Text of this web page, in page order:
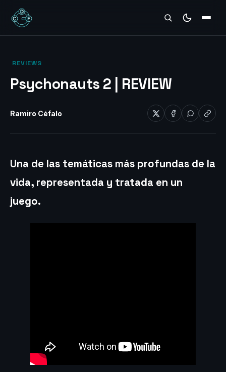
REVIEWS
‎ REVIEWS‎
Psychonauts 2 | REVIEW
Ramiro Céfalo
Una de las temáticas más profundas de la
vida, representada y tratada en un
juego.